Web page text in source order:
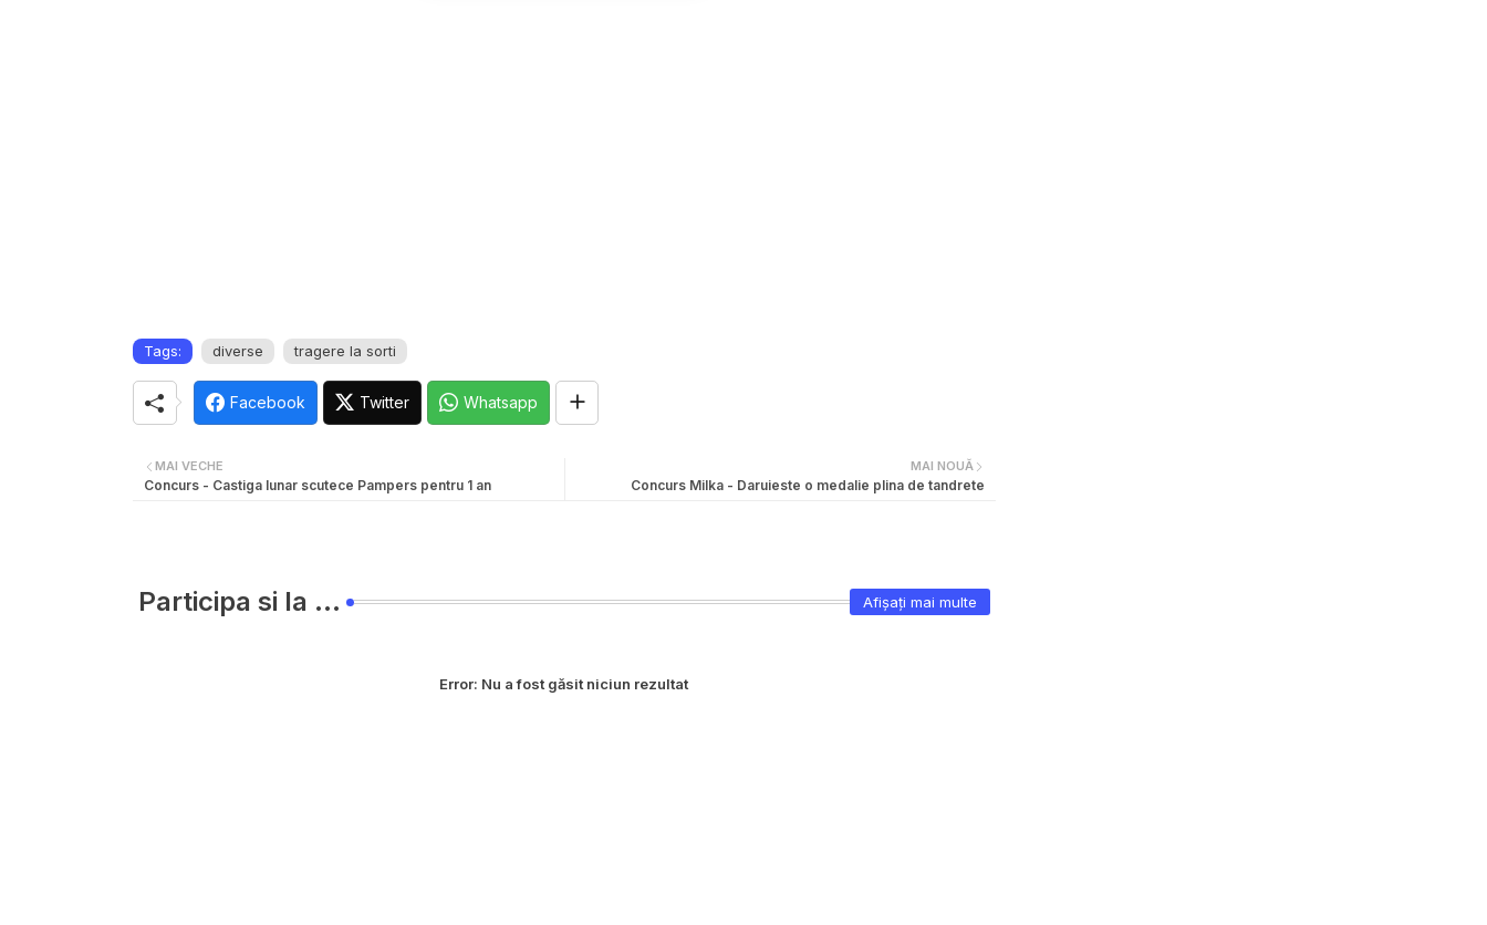
Tags: diverse tragere la sorti
Facebook Twitter Whatsapp
MAI NOUĂ
Concurs Milka - Daruieste o medalie plina de tandrete
MAI VECHE
Concurs - Castiga lunar scutece Pampers pentru 1 an
Participa si la ... Afișați mai multe
Error: Nu a fost găsit niciun rezultat